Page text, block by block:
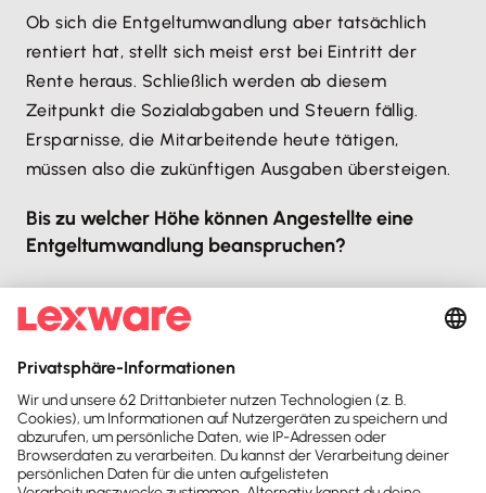
Ob sich die Entgeltumwandlung aber tatsächlich
rentiert hat, stellt sich meist erst bei Eintritt der
Rente heraus. Schließlich werden ab diesem
Zeitpunkt die Sozialabgaben und Steuern fällig.
Ersparnisse, die Mitarbeitende heute tätigen,
müssen also die zukünftigen Ausgaben übersteigen.
Bis zu welcher Höhe können Angestellte eine
Entgeltumwandlung beanspruchen?
dass du als Arbeitgeber
maximal vier Prozent der
Beitragsbemessungsgrenze
(Westdeutschland) der
gesetzlichen Rentenversicherung für deine
Belegschaft in eine sogenannte „Anwartschaft“ auf
Leistungen der betrieblichen Altersvorsorge